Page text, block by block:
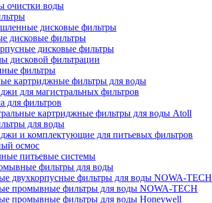
очистки воды
дисковые фильтры
дисковые фильтры
дисковые фильтры
дисковой фильтрации
фильтры
картриджные фильтры для воды
для магистральных фильтров
для фильтров
картриджные фильтры для воды Atoll
для воды
и комплектующие для питьевых фильтров
осмос
питьевые системы
фильтры для воды
двухкорпусные фильтры для воды NOWA-TECH
промывные фильтры для воды NOWA-TECH
промывные фильтры для воды Honeywell